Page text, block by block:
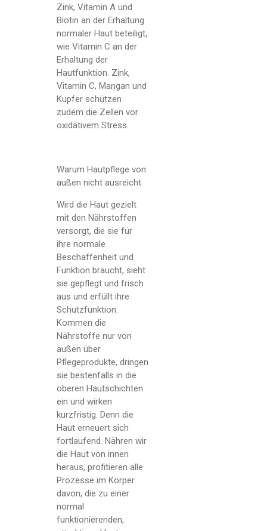
Zink, Vitamin A und
Biotin an der Erhaltung
normaler Haut beteiligt,
wie Vitamin C an der
Erhaltung der
Hautfunktion. Zink,
Vitamin C, Mangan und
Kupfer schützen
zudem die Zellen vor
oxidativem Stress.
Warum Hautpflege von
außen nicht ausreicht
Wird die Haut gezielt
mit den Nährstoffen
versorgt, die sie für
ihre normale
Beschaffenheit und
Funktion braucht, sieht
sie gepflegt und frisch
aus und erfüllt ihre
Schutzfunktion.
Kommen die
Nährstoffe nur von
außen über
Pflegeprodukte, dringen
sie bestenfalls in die
oberen Hautschichten
ein und wirken
kurzfristig. Denn die
Haut erneuert sich
fortlaufend. Nähren wir
die Haut von innen
heraus, profitieren alle
Prozesse im Körper
davon, die zu einer
normal
funktionierenden,